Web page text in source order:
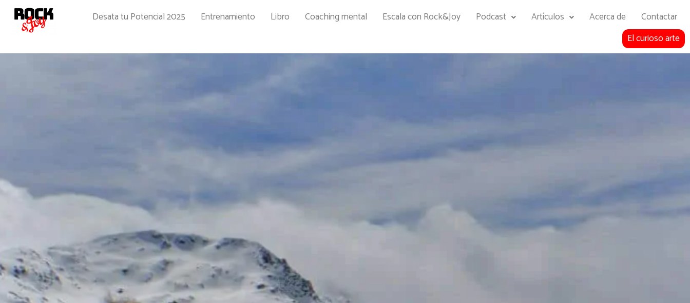
contenido
Desata tu Potencial 2025 Entrenamiento Libro Coaching mental Escala con Rock&Joy Podcast Artículos Acerca de
Contactar
El curioso arte